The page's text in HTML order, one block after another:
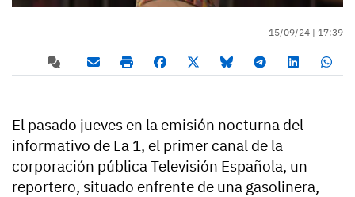
15/09/24 | 17:39
El pasado jueves en la emisión nocturna del
informativo de La 1, el primer canal de la
corporación pública Televisión Española, un
reportero, situado enfrente de una gasolinera,